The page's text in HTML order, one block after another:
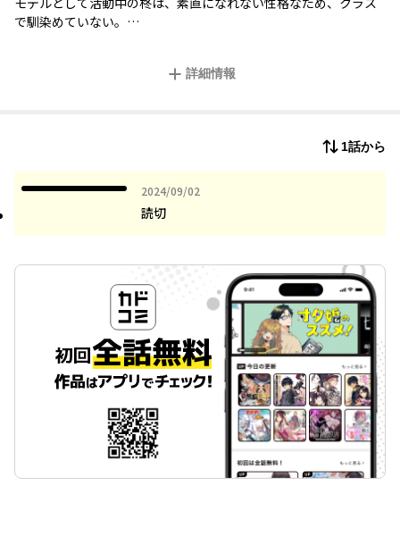
で馴染めていない。
この日をきっかけに一春からお弁当をもらうようになり、次第に
詳細情報
1話から
2024/09/02
2024年09月02日
読切